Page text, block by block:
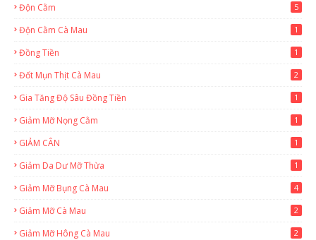
Độn Cằm 5
Độn Cằm Cà Mau 1
Đồng Tiền 1
Đốt Mụn Thịt Cà Mau 2
Gia Tăng Độ Sâu Đồng Tiền 1
Giảm Mỡ Nọng Cằm 1
GIẢM CÂN 1
Giảm Da Dư Mỡ Thừa 1
Giảm Mỡ Bụng Cà Mau 4
Giảm Mỡ Cà Mau 2
Giảm Mỡ Hông Cà Mau 2